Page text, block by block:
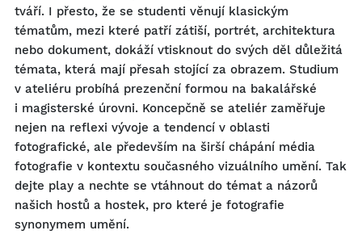
tváří. I přesto, že se studenti věnují klasickým
tématům, mezi které patří zátiší, portrét, architektura
nebo dokument, dokáží vtisknout do svých děl důležitá
témata, která mají přesah stojící za obrazem. Studium
v ateliéru probíhá prezenční formou na bakalářské
i magisterské úrovni. Koncepčně se ateliér zaměřuje
nejen na reflexi vývoje a tendencí v oblasti
fotografické, ale především na širší chápání média
fotografie v kontextu současného vizuálního umění. Tak
dejte play a nechte se vtáhnout do témat a názorů
našich hostů a hostek, pro které je fotografie
synonymem umění.